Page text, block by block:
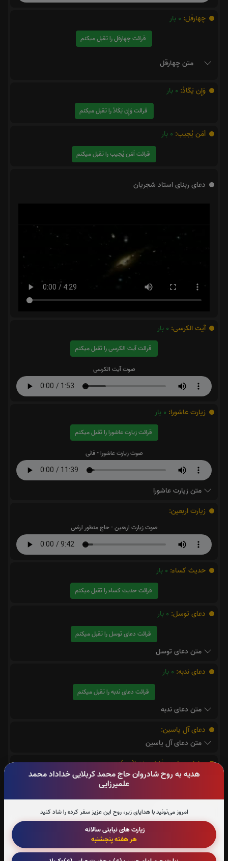
هدیه به روح شادروان حاج محمد کربلایی خداداد محمد
علمیرزایی
امروز می‌تونید با هدایای زیر، روح این عزیز سفر کرده را شاد کنید
زیارت های نیابتی سالانه
هر هفته پنجشنبه
چهارقل: 0 بار
قرائت چهارقل را تقبل میکنم
متن چهارقل
وَإِن يَكَادُ: 0 بار
قرائت وَإِن يَكَادُ را تقبل میکنم
اَمَن یُجیب: 0 بار
قرائت اَمَن یُجیب را تقبل میکنم
دعای ربنای استاد شجریان
آیت الکرسی: 0 بار
قرائت آیت الکرسی را تقبل میکنم
صوت آیت الکرسی
زیارت عاشورا: 0 بار
قرائت زیارت عاشورا را تقبل میکنم
صوت زیارت عاشورا - فانی
متن زیارت عاشورا
زیارت اربعین:
صوت زیارت اربعین - حاج منطور ارضی
حدیث کساء: 0 بار
قرائت حدیث کساء را تقبل میکنم
دعای توسل: 0 بار
قرائت دعای توسل را تقبل میکنم
متن دعای توسل
دعای ندبه: 0 بار
قرائت دعای ندبه را تقبل میکنم
متن دعای ندبه
دعای آل یاسین:
متن دعای آل یاسین
صلوات حضرت فاطمه زهرا(س):
متن صلوات حضرت فاطمه زهرا(س)
دعای کمیل:
متن دعای کمیل
قرائت دعای عهد را تقبل میکنم